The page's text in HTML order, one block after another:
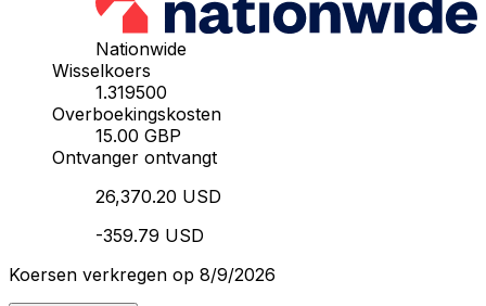
Nationwide
Wisselkoers
1.319500
Overboekingskosten
15.00 GBP
Ontvanger ontvangt
26,370.20 USD
-359.79 USD
Koersen verkregen op 8/9/2026